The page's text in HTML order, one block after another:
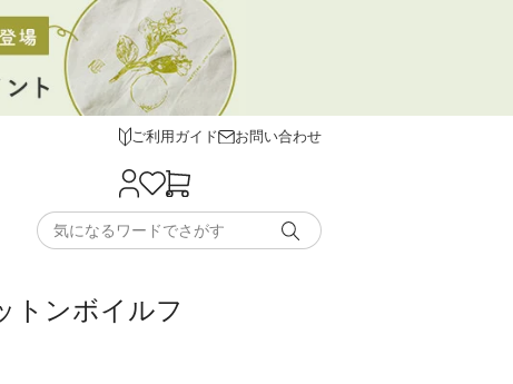
ご利用ガイド お問い合わせ
トンボイルフ